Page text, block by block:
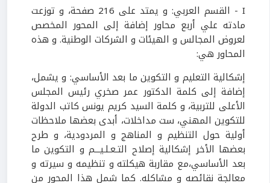
I - القسم العربي: و يمتد على 216 صفحة، و توزعت
مادته علي أربع محاور إضافة إلى المحور المخصص
لعروض المجالس و الهيئات و الشركات الوطنية. و هذه
المحاور هي:
إشكالية التعليم و التكوين ما بعد الأساسي: و يشمل،
إضافة إلى كلمة الدكتور عمر صخري رئيس المجلس
الأعلى للتربية، و كلمة السيد كريم يونس كاتب الدولة
للتكوين المهني، ست مداخلات، أبدى بعضها ملاحظات
أولية حول التنظيم و المناهج و المردودية، و طرح
بعضها الأخر إشكالية إصلاح التـعـلـيـــم و التكوين ما
بعد الأساسي،مع مقاربة هيكلته و تنظيمه و سيرته و
معالجة نقائصه و مشاكله. كما شمل هذا المحور من